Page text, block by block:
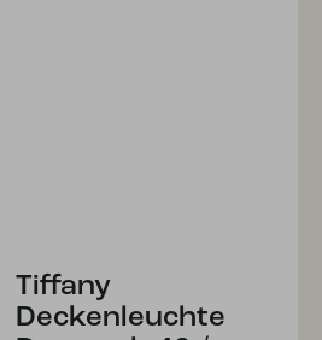
Tiffany
Deckenleuchte